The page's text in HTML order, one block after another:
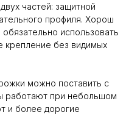
частей: защитной
профиля. Хорош
использовать
крепление без видимых
можно поставить с
работают при небольшом
и более дорогие